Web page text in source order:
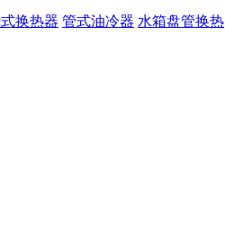
换热器 管式油冷器 水箱盘管换热